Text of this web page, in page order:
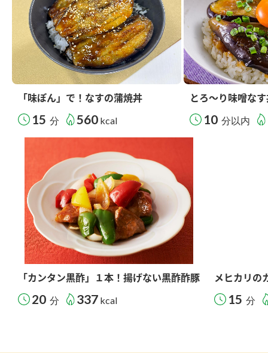
「味ぽん」で！なすの蒲焼丼
15 分 560 kcal
とろ～り味噌な
10 分以内
「カンタン黒酢」１本！揚げない黒酢酢豚
20 分 337 kcal
メヒカリの
15 分